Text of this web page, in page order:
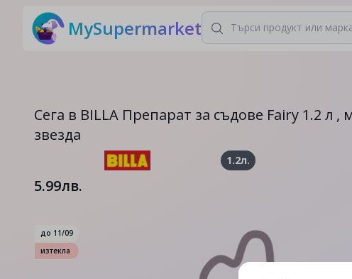
MySupermarket
Сега в BILLA Препарат за съдове Fairy 1.2 л ,
звезда
1.2л.
5.99лв.
до 11/09
изтекла